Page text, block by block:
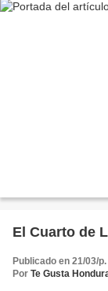
El Cuarto de
Publicado en 21/03/
Por Te Gusta